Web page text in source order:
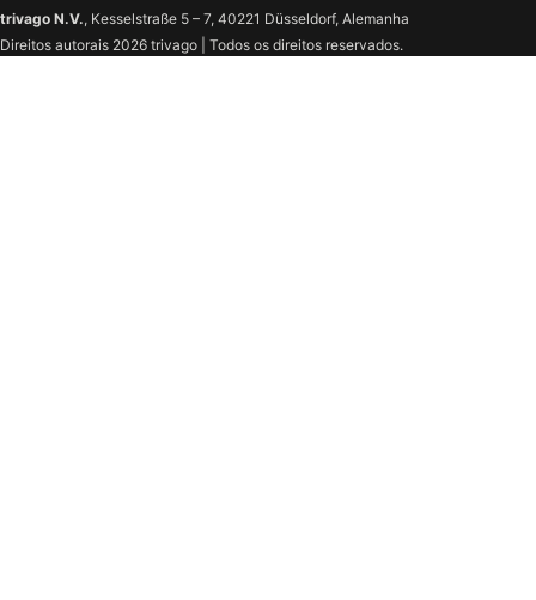
trivago N.V., Kesselstraße 5 – 7, 40221 Düsseldorf, Alemanha
Direitos autorais 2026 trivago | Todos os direitos reservados.